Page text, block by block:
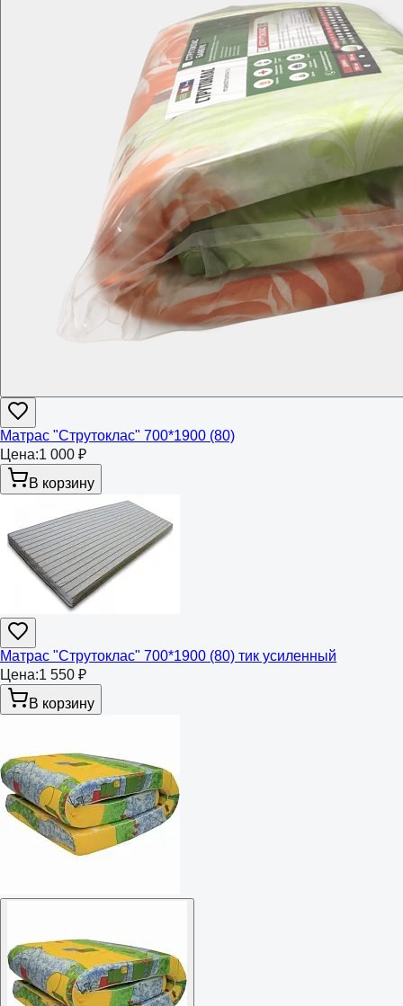
Матрас "Струтоклас" 700*1900 (80)
Цена:1 000 ₽
В корзину
Матрас "Струтоклас" 700*1900 (80) тик усиленный
Цена:1 550 ₽
В корзину